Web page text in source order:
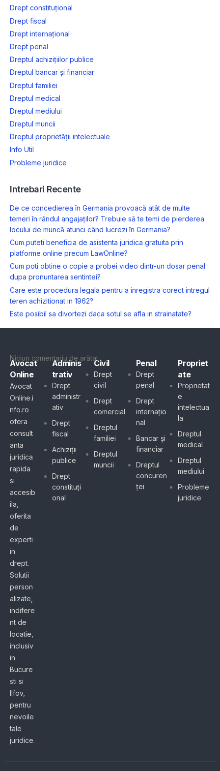
Drept constituțional
Drept fiscal
Drept internațional
Drept penal
Dreptul achizițiilor publice
Dreptul bancar și financiar
Dreptul familiei
Dreptul medical
Dreptul mediului
Dreptul muncii
Dreptul proprietății intelectuale
Info Util
Probleme juridice
Intrebari Recente
De ce concedierea în Germania provoacă atât de multe
temeri în rândul angajaților? Trebuie să te temi de pierderea
locului de muncă atunci când lucrezi în Germania?
Cum puteti beneficia de asistenta juridica gratuita prin
platforme online precum LawOnline?
Cum poti obtine o copie a probei video dintr-un dosar penal
dupa pronuntarea sentintei?
Care este procedura legala pentru a inregistra corect intregul
teren achizitionat in 1962?
Este posibil sa divortezi daca sotul se afla in strainatate?
Niciun comentariu de arătat.
Avocat
Online
Avocat
Online.i
nfo.ro
ofera
consult
anta
juridica
rapida
si
accesib
ila,
oferita
de
experti
in
drept.
Solutii
person
alizate,
indifere
nt de
locatie,
inclusiv
in
Bucure
sti si
Ilfov,
pentru
nevoile
tale
juridice.
Adminis
trativ
Drept
administr
ativ
Drept
fiscal
Achiziții
publice
Drept
constituți
onal
Civil
Drept
civil
Drept
comercial
Dreptul
familiei
Dreptul
muncii
Penal
Drept
penal
Drept
internațio
nal
Bancar și
financiar
Dreptul
concuren
ței
Propriet
ate
Proprietat
e
intelectua
la
Dreptul
medical
Dreptul
mediului
Probleme
juridice